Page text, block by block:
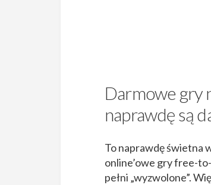
Darmowe gry
naprawdę są
To naprawdę świetna
online’owe gry free-
pełni „wyzwolone”.